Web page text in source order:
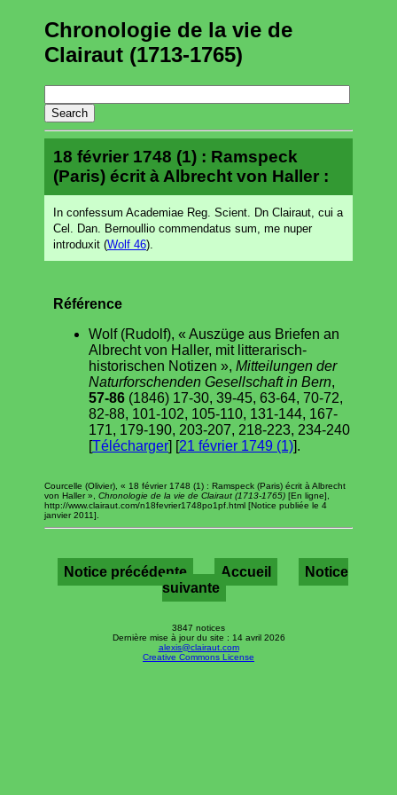
Chronologie de la vie de
Clairaut (1713-1765)
18 février 1748 (1) : Ramspeck
(Paris) écrit à Albrecht von Haller :
In confessum Academiae Reg. Scient. Dn Clairaut, cui a
Cel. Dan. Bernoullio commendatus sum, me nuper
introduxit (Wolf 46).
Référence
Wolf (Rudolf), « Auszüge aus Briefen an
Albrecht von Haller, mit litterarisch-
historischen Notizen », Mitteilungen der
Naturforschenden Gesellschaft in Bern,
57-86 (1846) 17-30, 39-45, 63-64, 70-72,
82-88, 101-102, 105-110, 131-144, 167-
171, 179-190, 203-207, 218-223, 234-240
[Télécharger] [21 février 1749 (1)].
Courcelle (Olivier), « 18 février 1748 (1) : Ramspeck (Paris) écrit à Albrecht
von Haller », Chronologie de la vie de Clairaut (1713-1765) [En ligne],
http://www.clairaut.com/n18fevrier1748po1pf.html [Notice publiée le 4
janvier 2011].
Notice précédente Accueil
Notice
suivante
3847 notices
Dernière mise à jour du site : 14 avril 2026
alexis@clairaut.com
Creative Commons License